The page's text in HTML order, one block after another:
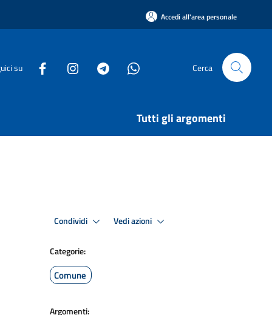
Accedi all'area personale
su Cerca
Tutti gli argomenti
Condividi Vedi azioni
Categorie:
Comune
Argomenti: